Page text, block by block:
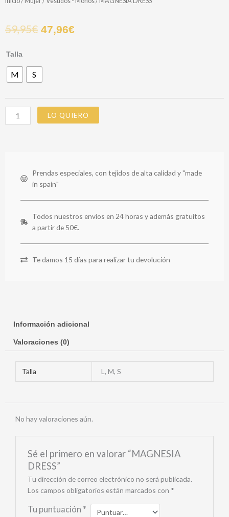
59,95€ 47,96€
Talla
M S
MAGNESIA
cantidad
LO QUIERO
Prendas especiales, con tejidos de alta calidad y "made
in spain"
Todos nuestros envíos en 24 horas y además gratuitos
a partir de 50€.
Te damos 15 días para realizar tu devolución
Información adicional
Valoraciones (0)
Talla L, M, S
No hay valoraciones aún.
Sé el primero en valorar “MAGNESIA
DRESS”
Tu dirección de correo electrónico no será publicada.
Los campos obligatorios están marcados con *
Tu puntuación *